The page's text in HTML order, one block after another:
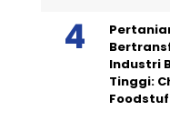
Industri
Tinggi: